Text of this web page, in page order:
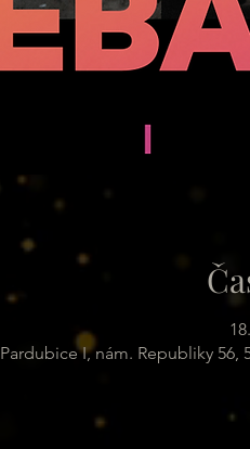
Pardubice I, nám. Republiky 56,